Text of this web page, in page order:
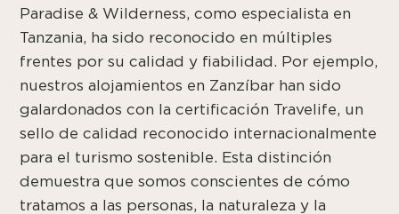
Paradise & Wilderness, como especialista en
Tanzania, ha sido reconocido en múltiples
frentes por su calidad y fiabilidad. Por ejemplo,
nuestros alojamientos en Zanzíbar han sido
galardonados con la certificación Travelife, un
sello de calidad reconocido internacionalmente
para el turismo sostenible. Esta distinción
demuestra que somos conscientes de cómo
tratamos a las personas, la naturaleza y la